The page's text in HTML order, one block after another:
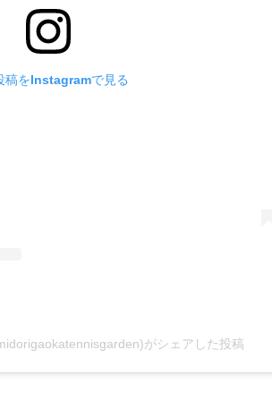
稿をInstagramで見る
がシェアした投稿